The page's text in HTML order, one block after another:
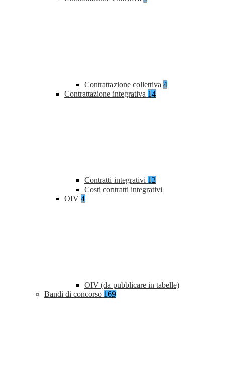
Contrattazione collettiva 4
Contrattazione integrativa 14
Contratti integrativi 12
Costi contratti integrativi
OIV 4
OIV (da pubblicare in tabelle)
Bandi di concorso 169